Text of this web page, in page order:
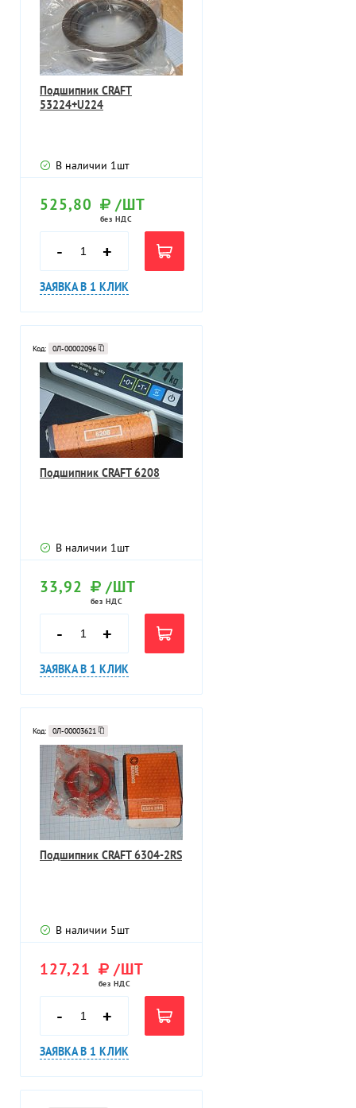
Подшипник CRAFT
53224+U224
В наличии 1шт
525,80 /ШТ
без НДС
- +
ЗАЯВКА В 1 КЛИК
Код: 0Л-00002096
Подшипник CRAFT 6208
В наличии 1шт
33,92 /ШТ
без НДС
- +
ЗАЯВКА В 1 КЛИК
Код: 0Л-00003621
Подшипник CRAFT 6304-2RS
В наличии 5шт
127,21 /ШТ
без НДС
- +
ЗАЯВКА В 1 КЛИК